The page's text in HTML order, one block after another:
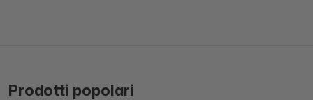
Prodotti popolari